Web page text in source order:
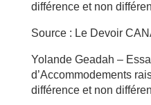
différence et non
Source : Le Devoir
Yolande Geadah –
d’Accommodements
différence et non